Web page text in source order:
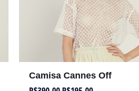
Camisa Cannes Off